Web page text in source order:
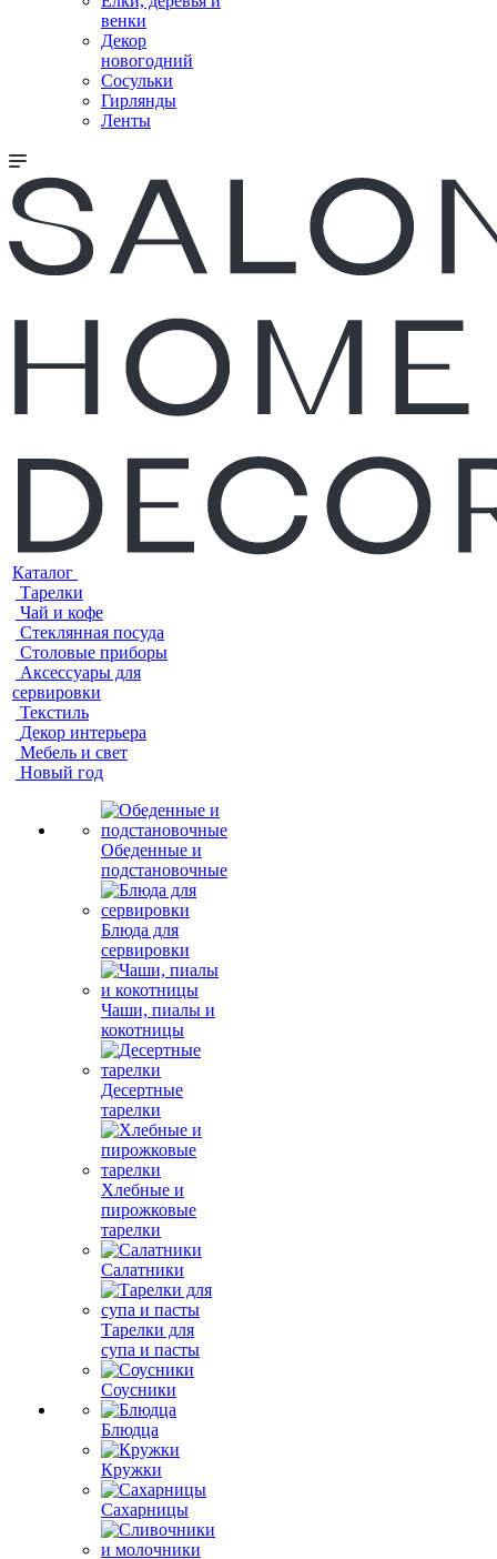
венки
Декор
новогодний
Сосульки
Гирлянды
Ленты
Каталог
Тарелки
Чай и кофе
Стеклянная посуда
Столовые приборы
Аксессуары для
сервировки
Текстиль
Декор интерьера
Мебель и свет
Новый год
Обеденные и
подстановочные
Блюда для
сервировки
Чаши, пиалы и
кокотницы
Десертные
тарелки
Хлебные и
пирожковые
тарелки
Салатники
Тарелки для
супа и пасты
Соусники
Блюдца
Кружки
Сахарницы